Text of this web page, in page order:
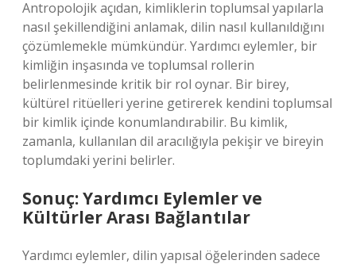
Antropolojik açıdan, kimliklerin toplumsal yapılarla
nasıl şekillendiğini anlamak, dilin nasıl kullanıldığını
çözümlemekle mümkündür. Yardımcı eylemler, bir
kimliğin inşasında ve toplumsal rollerin
belirlenmesinde kritik bir rol oynar. Bir birey,
kültürel ritüelleri yerine getirerek kendini toplumsal
bir kimlik içinde konumlandırabilir. Bu kimlik,
zamanla, kullanılan dil aracılığıyla pekişir ve bireyin
toplumdaki yerini belirler.
Sonuç: Yardımcı Eylemler ve
Kültürler Arası Bağlantılar
Yardımcı eylemler, dilin yapısal öğelerinden sadece